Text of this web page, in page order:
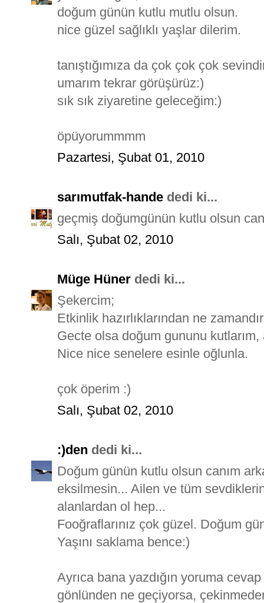
doğum günün kutlu mutlu olsun.
nice güzel sağlıklı yaşlar dilerim.
tanıştığımıza da çok çok çok
umarım tekrar görüşürüz:)
sık sık ziyaretine geleceğim:)
öpüyorummmm
Pazartesi, Şubat 01, 2010
sarımutfak-hande dedi ki...
geçmiş doğumgünün kutlu olsun
Salı, Şubat 02, 2010
Müge Hüner dedi ki...
Şekercim;
Etkinlik hazırlıklarından ne
Gecte olsa doğum gununu kutlarım,
Nice nice senelere esinle oğlunla.
çok öperim :)
Salı, Şubat 02, 2010
:)den dedi ki...
Doğum günün kutlu olsun canım
eksilmesin... Ailen ve tüm
alanlardan ol hep...
Fooğraflarınız çok güzel. Doğum
Yaşını saklama bence:)
Ayrıca bana yazdığın yoruma
gönlünden ne geçiyorsa,